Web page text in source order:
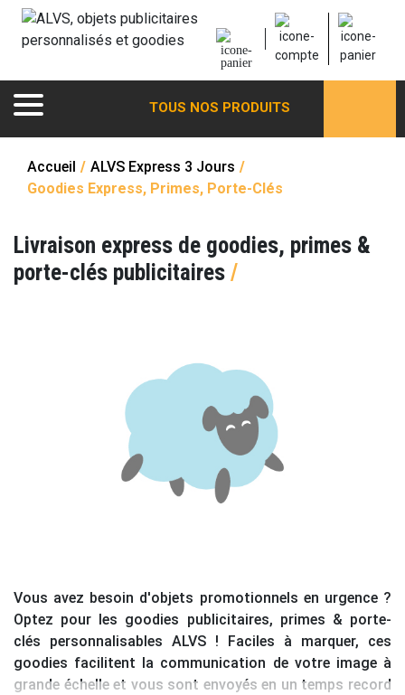
TOUS NOS PRODUITS
Accueil / ALVS Express 3 Jours /
Goodies Express, Primes, Porte-Clés
Livraison express de goodies, primes &
porte-clés publicitaires /
Vous avez besoin d'objets promotionnels en urgence ?
Optez pour les goodies publicitaires, primes & porte-
clés personnalisables ALVS ! Faciles à marquer, ces
goodies facilitent la communication de votre image à
grande échelle et vous sont envoyés en un temps record